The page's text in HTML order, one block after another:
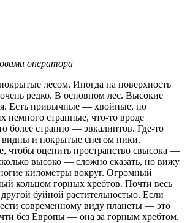
оператора
лесом. Иногда на поверхность
редко. В основном лес. Высокие
Есть привычные — хвойные, но
немного странные, что-то вроде
более странно — эвкалиптов. Где-то
видны и покрытые снегом пики.
чтобы оценить пространство свысока —
высоко — сложно сказать, но вижу
километры вокруг. Огромный
кольцом горных хребтов. Почти весь
буйной растительностью. Если
современному виду планеты — это
без Европы — она за горным хребтом.